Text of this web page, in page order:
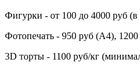
Фигурки - от 100 до 4000 руб
Фотопечать - 950 руб (А4),
3D торты - 1100 руб/кг